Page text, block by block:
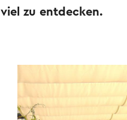
viel zu entdecken.